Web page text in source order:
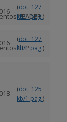
FEADER
(dot: 127
kb/1 pag.)
FEP
(dot: 127
kb/1 pag.)
(dot: 125
kb/1 pag.)